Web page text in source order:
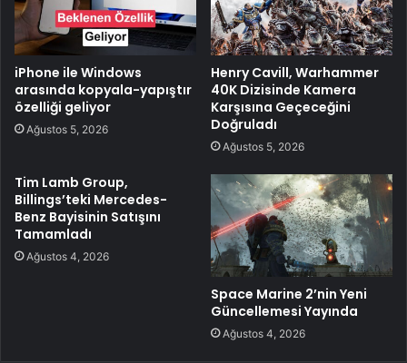
iPhone ile Windows
arasında kopyala-yapıştır
özelliği geliyor
Ağustos 5, 2026
Henry Cavill, Warhammer
40K Dizisinde Kamera
Karşısına Geçeceğini
Doğruladı
Ağustos 5, 2026
Tim Lamb Group,
Billings’teki Mercedes-
Benz Bayisinin Satışını
Tamamladı
Ağustos 4, 2026
Space Marine 2’nin Yeni
Güncellemesi Yayında
Ağustos 4, 2026